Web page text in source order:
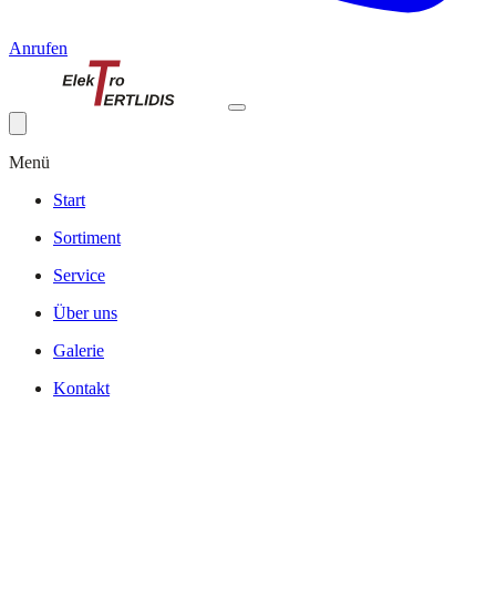
Anrufen
Menü
Start
Sortiment
Service
Über uns
Galerie
Kontakt